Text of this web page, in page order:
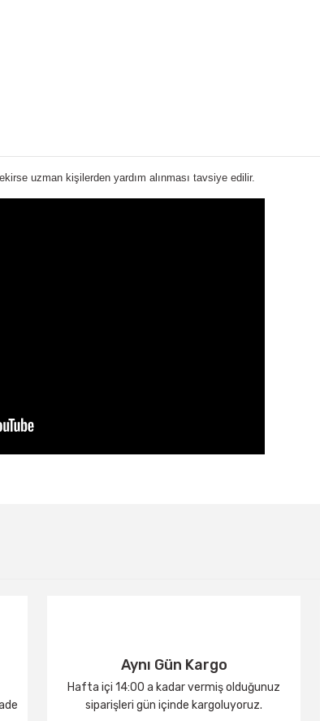
uzman kişilerden yardım alınması tavsiye edilir.
Aynı Gün Kargo
Hafta içi 14:00 a kadar vermiş olduğunuz
siparişleri gün içinde kargoluyoruz.